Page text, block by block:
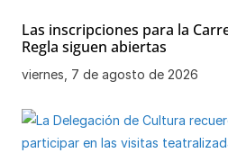
Las inscripciones para la
Regla siguen abiertas
viernes, 7 de agosto de 2026